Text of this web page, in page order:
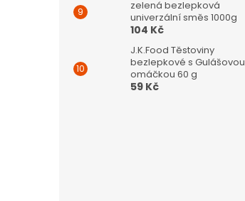
zelená bezlepková
univerzální směs 1000g
104 Kč
J.K.Food Těstoviny
bezlepkové s Gulášovou
omáčkou 60 g
59 Kč